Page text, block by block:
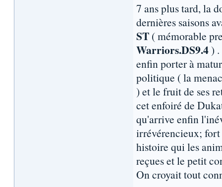
7 ans plus tard, la
dernières saisons
ST ( mémorable
Warriors.DS9.4)
enfin porter à
politique ( la
) et le fruit de ses
cet enfoiré de
qu'arrive enfin
irrévérencieux; fort
histoire qui les
reçues et le petit
On croyait tout